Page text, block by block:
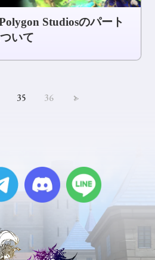
Studiosのパート
いて
35 36 >